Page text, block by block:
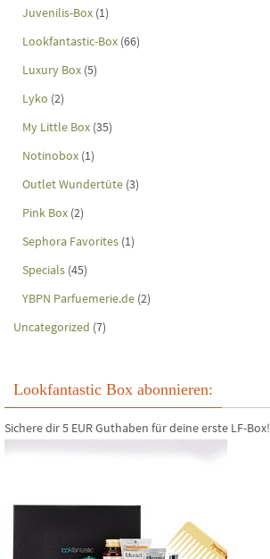
Juvenilis-Box (1)
Lookfantastic-Box (66)
Luxury Box (5)
Lyko (2)
My Little Box (35)
Notinobox (1)
Outlet Wundertüte (3)
Pink Box (2)
Sephora Favorites (1)
Specials (45)
YBPN Parfuemerie.de (2)
Uncategorized (7)
Lookfantastic Box abonnieren:
Sichere dir 5 EUR Guthaben für deine erste LF-Box!